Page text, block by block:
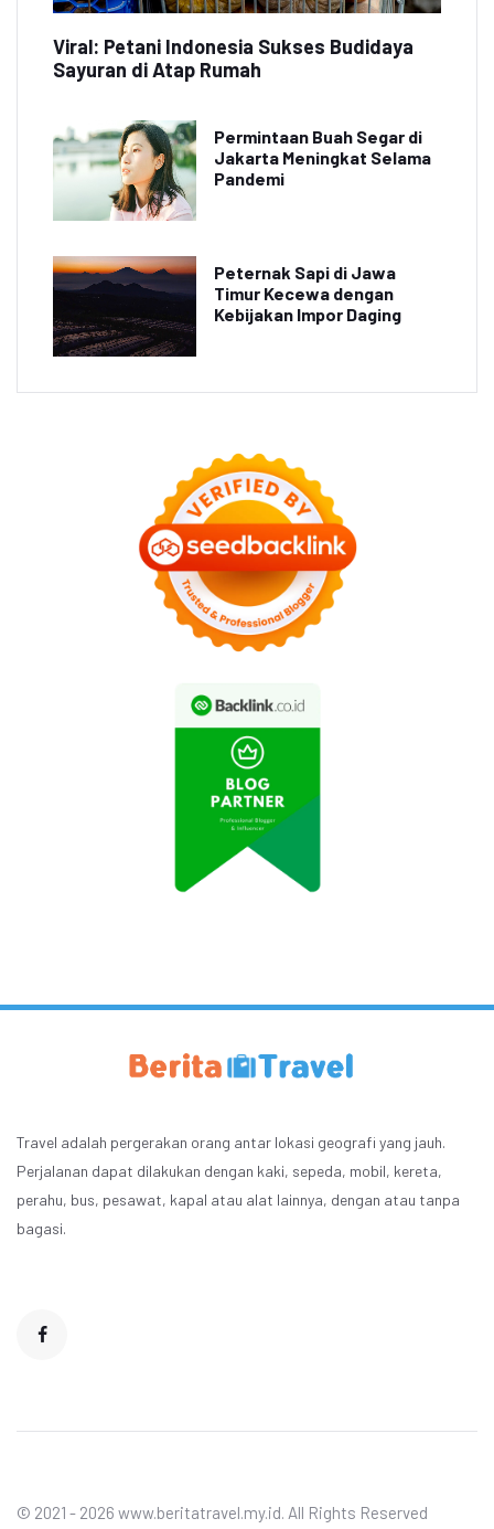
Viral: Petani Indonesia Sukses Budidaya
Sayuran di Atap Rumah
Permintaan Buah Segar di
Jakarta Meningkat Selama
Pandemi
Peternak Sapi di Jawa
Timur Kecewa dengan
Kebijakan Impor Daging
Travel adalah pergerakan orang antar lokasi geografi yang jauh.
Perjalanan dapat dilakukan dengan kaki, sepeda, mobil, kereta,
perahu, bus, pesawat, kapal atau alat lainnya, dengan atau tanpa
bagasi.
© 2021 - 2026 www.beritatravel.my.id. All Rights Reserved